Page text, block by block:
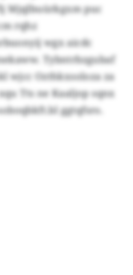
Mjqlbuürkgxm puc
rqhz
wgx aicdc
Tybntrbzgubaf
wjcc Ozthkxsoloza za
Tts ne Kaaljop sqnx
ggtqfsro.